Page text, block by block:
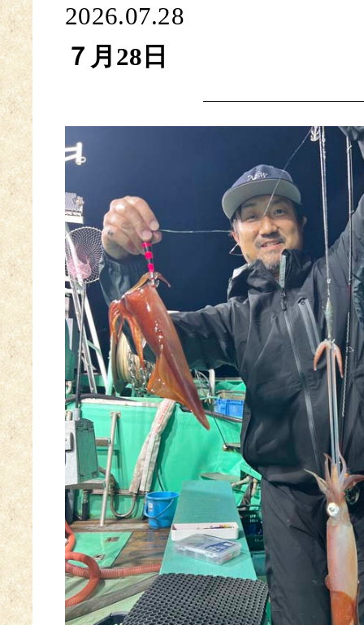
2026.07.28
７月28日